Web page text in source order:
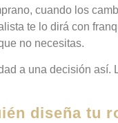
cuando los
te lo dirá con
no necesitas.
a una decisión así.
diseña tu